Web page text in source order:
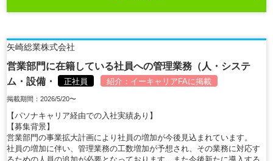
矢崎総業株式会社
営業部門に在籍している社員への管理業務（人・システ
ム・設備・
正社員 紹介： イーキャリアFAに掲載
掲載期間：2026/5/20〜
【パソナキャリア経由での入社実績あり】
【募集背景】
営業部門の事業拡大計画により社員の増加が今後見込まれています。
社員の増加に伴い、管理業務の工数増加が予想され、その業務に対応す